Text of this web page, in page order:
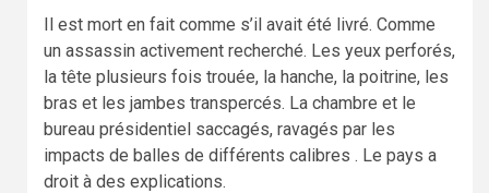
Il est mort en fait comme s’il avait été livré. Comme
un assassin activement recherché. Les yeux perforés,
la tête plusieurs fois trouée, la hanche, la poitrine, les
bras et les jambes transpercés. La chambre et le
bureau présidentiel saccagés, ravagés par les
impacts de balles de différents calibres . Le pays a
droit à des explications.